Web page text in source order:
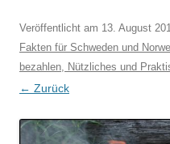
Veröffentlicht am 13. August
Fakten für Schweden und
bezahlen, Nützliches und
← Zurück